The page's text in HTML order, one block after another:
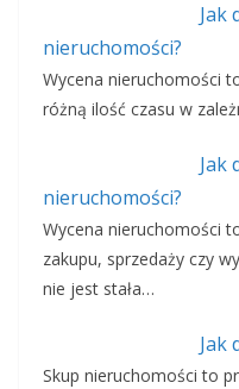
Jak
nieruchomości?
Wycena nieruchomości
różną ilość czasu w
Jak
nieruchomości?
Wycena nieruchomości
zakupu, sprzedaży czy
nie jest stała…
Jak
Skup nieruchomości to